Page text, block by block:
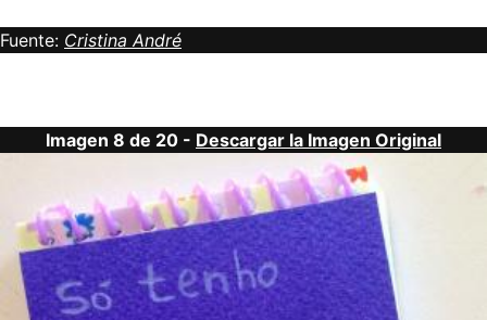
Fuente: Cristina André
Imagen 8 de 20 - Descargar la Imagen Original